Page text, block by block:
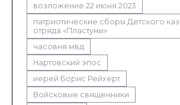
возложение 22 июня 2023
патриотические сборы Детского
отряда «Пластуны»
часовня мвд
Нартовский эпос
иерей Борис Рейхерт
Войсковые священники